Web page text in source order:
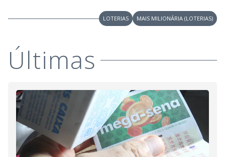
LOTERIAS MAIS MILIONÁRIA (LOTERIAS)
Últimas